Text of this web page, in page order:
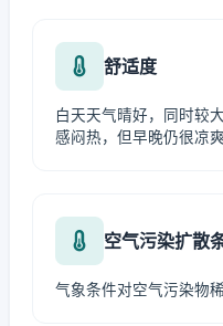
舒适度
白天天气晴好，同时较
感闷热，但早晚仍很凉爽
空气污染扩散
气象条件对空气污染物